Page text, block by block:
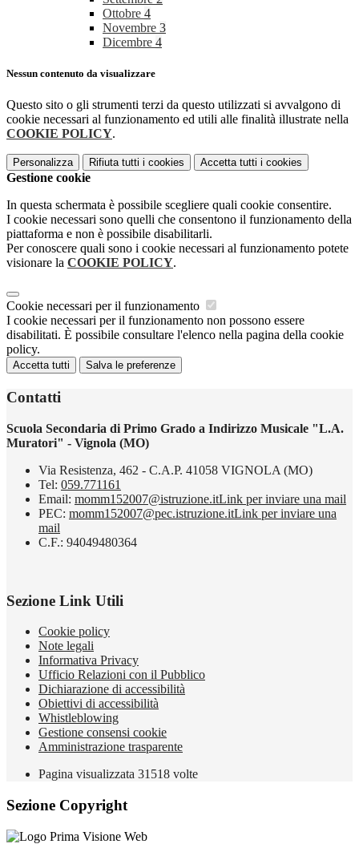
Ottobre 4
Novembre 3
Dicembre 4
Nessun contenuto da visualizzare
Questo sito o gli strumenti terzi da questo utilizzati si avvalgono di
cookie necessari al funzionamento ed utili alle finalità illustrate nella
COOKIE POLICY.
Personalizza Rifiuta tutti i cookies Accetta tutti i cookies
Gestione cookie
In questa schermata è possibile scegliere quali cookie consentire.
I cookie necessari sono quelli che consentono il funzionamento della
piattaforma e non è possibile disabilitarli.
Per conoscere quali sono i cookie necessari al funzionamento potete
visionare la COOKIE POLICY.
Cookie necessari per il funzionamento
I cookie necessari per il funzionamento non possono essere
disabilitati. È possibile consultare l'elenco nella pagina della cookie
policy.
Accetta tutti Salva le preferenze
Contatti
Scuola Secondaria di Primo Grado a Indirizzo Musicale "L.A.
Muratori" - Vignola (MO)
Via Resistenza, 462 - C.A.P. 41058 VIGNOLA (MO)
Tel: 059.771161
Email: momm152007@istruzione.itLink per inviare una mail
PEC: momm152007@pec.istruzione.itLink per inviare una
mail
C.F.: 94049480364
Sezione Link Utili
Cookie policy
Note legali
Informativa Privacy
Ufficio Relazioni con il Pubblico
Dichiarazione di accessibilità
Obiettivi di accessibilità
Whistleblowing
Gestione consensi cookie
Amministrazione trasparente
Pagina visualizzata 31518 volte
Sezione Copyright